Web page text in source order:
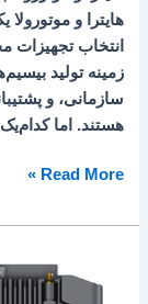
هایترا و
انتخاب تجهیزات
سازمانی، و
هستند. اما
Read More »